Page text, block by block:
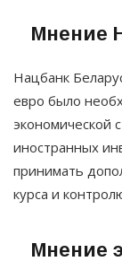
Мнение
Нацбанк
евро было
экономической
иностранных
принимать
курса и
Мнение